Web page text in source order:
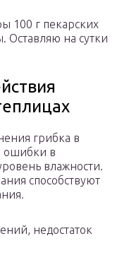
100 г пекарских
Оставляю на сутки
грибка в
ошибки в
влажности.
способствуют
недостаток